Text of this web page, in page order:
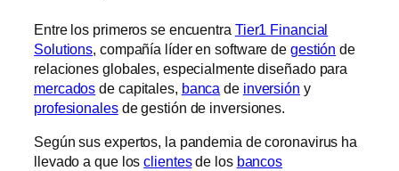
Entre los primeros se encuentra Tier1 Financial
Solutions, compañía líder en software de gestión de
relaciones globales, especialmente diseñado para
mercados de capitales, banca de inversión y
profesionalesde gestión de inversiones.
Según sus expertos, la pandemia de coronavirus ha
llevado a que losclientesde los bancos